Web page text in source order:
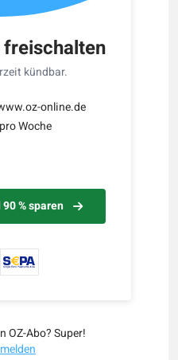
kündbar.
online.de
Woche
% sparen
OZ-Abo? Super!